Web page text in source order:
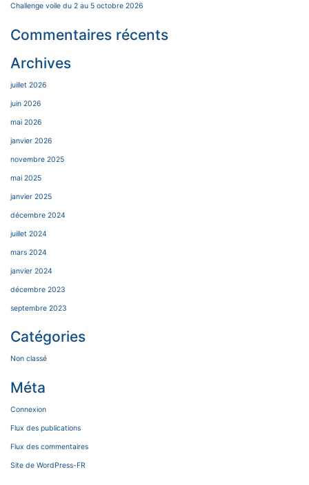
Challenge voile du 2 au 5 octobre 2026
Commentaires récents
Archives
juillet 2026
juin 2026
mai 2026
janvier 2026
novembre 2025
mai 2025
janvier 2025
décembre 2024
juillet 2024
mars 2024
janvier 2024
décembre 2023
septembre 2023
Catégories
Non classé
Méta
Connexion
Flux des publications
Flux des commentaires
Site de WordPress-FR